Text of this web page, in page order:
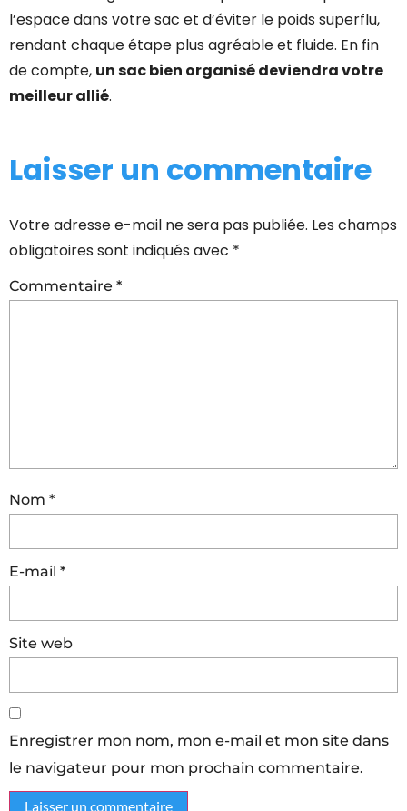
l’espace dans votre sac et d’éviter le poids superflu,
rendant chaque étape plus agréable et fluide. En fin
de compte, un sac bien organisé deviendra votre
meilleur allié.
Laisser un commentaire
Votre adresse e-mail ne sera pas publiée. Les champs
obligatoires sont indiqués avec *
Commentaire *
Nom *
E-mail *
Site web
Enregistrer mon nom, mon e-mail et mon site dans
le navigateur pour mon prochain commentaire.